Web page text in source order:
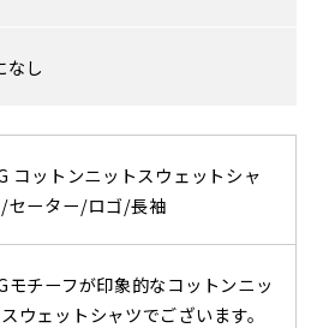
なし
コットンニットスウェットシャ
セーター/ロゴ/長袖
モチーフが印象的なコットンニッ
スウェットシャツでございます。